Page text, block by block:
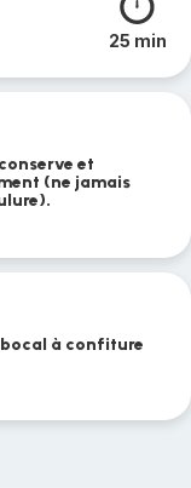
25 min
et
(ne jamais
à confiture